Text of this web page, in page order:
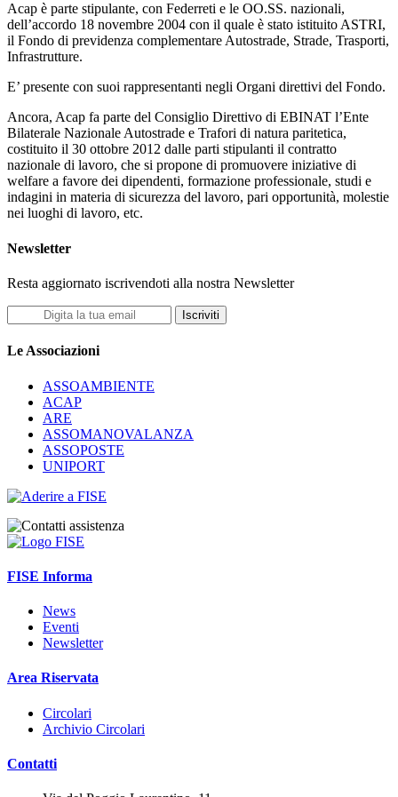
Acap è parte stipulante, con Federreti e le OO.SS. nazionali,
dell’accordo 18 novembre 2004 con il quale è stato istituito ASTRI,
il Fondo di previdenza complementare Autostrade, Strade, Trasporti,
Infrastrutture.
E’ presente con suoi rappresentanti negli Organi direttivi del Fondo.
Ancora, Acap fa parte del Consiglio Direttivo di EBINAT l’Ente
Bilaterale Nazionale Autostrade e Trafori di natura paritetica,
costituito il 30 ottobre 2012 dalle parti stipulanti il contratto
nazionale di lavoro, che si propone di promuovere iniziative di
welfare a favore dei dipendenti, formazione professionale, studi e
indagini in materia di sicurezza del lavoro, pari opportunità, molestie
nei luoghi di lavoro, etc.
Newsletter
Resta aggiornato iscrivendoti alla nostra Newsletter
Iscriviti
Le Associazioni
ASSOAMBIENTE
ACAP
ARE
ASSOMANOVALANZA
ASSOPOSTE
UNIPORT
FISE Informa
News
Eventi
Newsletter
Area Riservata
Circolari
Archivio Circolari
Contatti